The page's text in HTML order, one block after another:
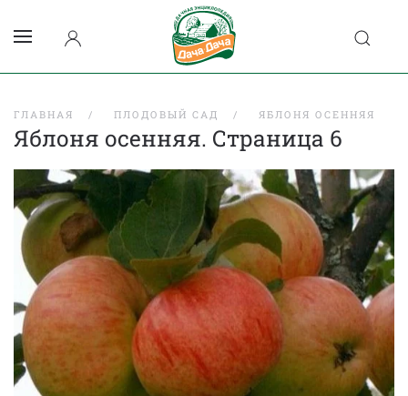
ГЛАВНАЯ ПЛОДОВЫЙ САД ЯБЛОНЯ ОСЕННЯЯ
Яблоня осенняя. Страница 6